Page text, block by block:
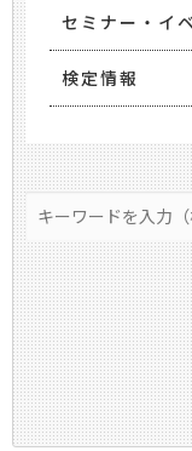
セミナー・イ
検定情報